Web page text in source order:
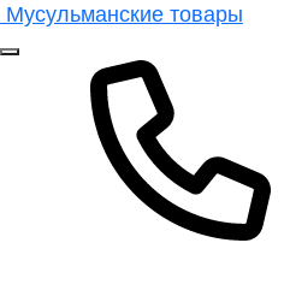
Мусульманские товары